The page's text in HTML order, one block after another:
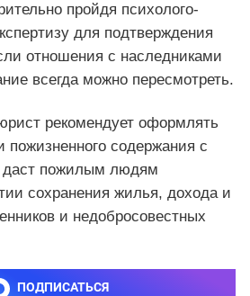
пройдя психолого-
для подтверждения
отношения с наследниками
всегда можно пересмотреть.
рекомендует оформлять
пожизненного содержания с
пожилым людям
сохранения жилья, дохода и
и недобросовестных
ПОДПИСАТЬСЯ